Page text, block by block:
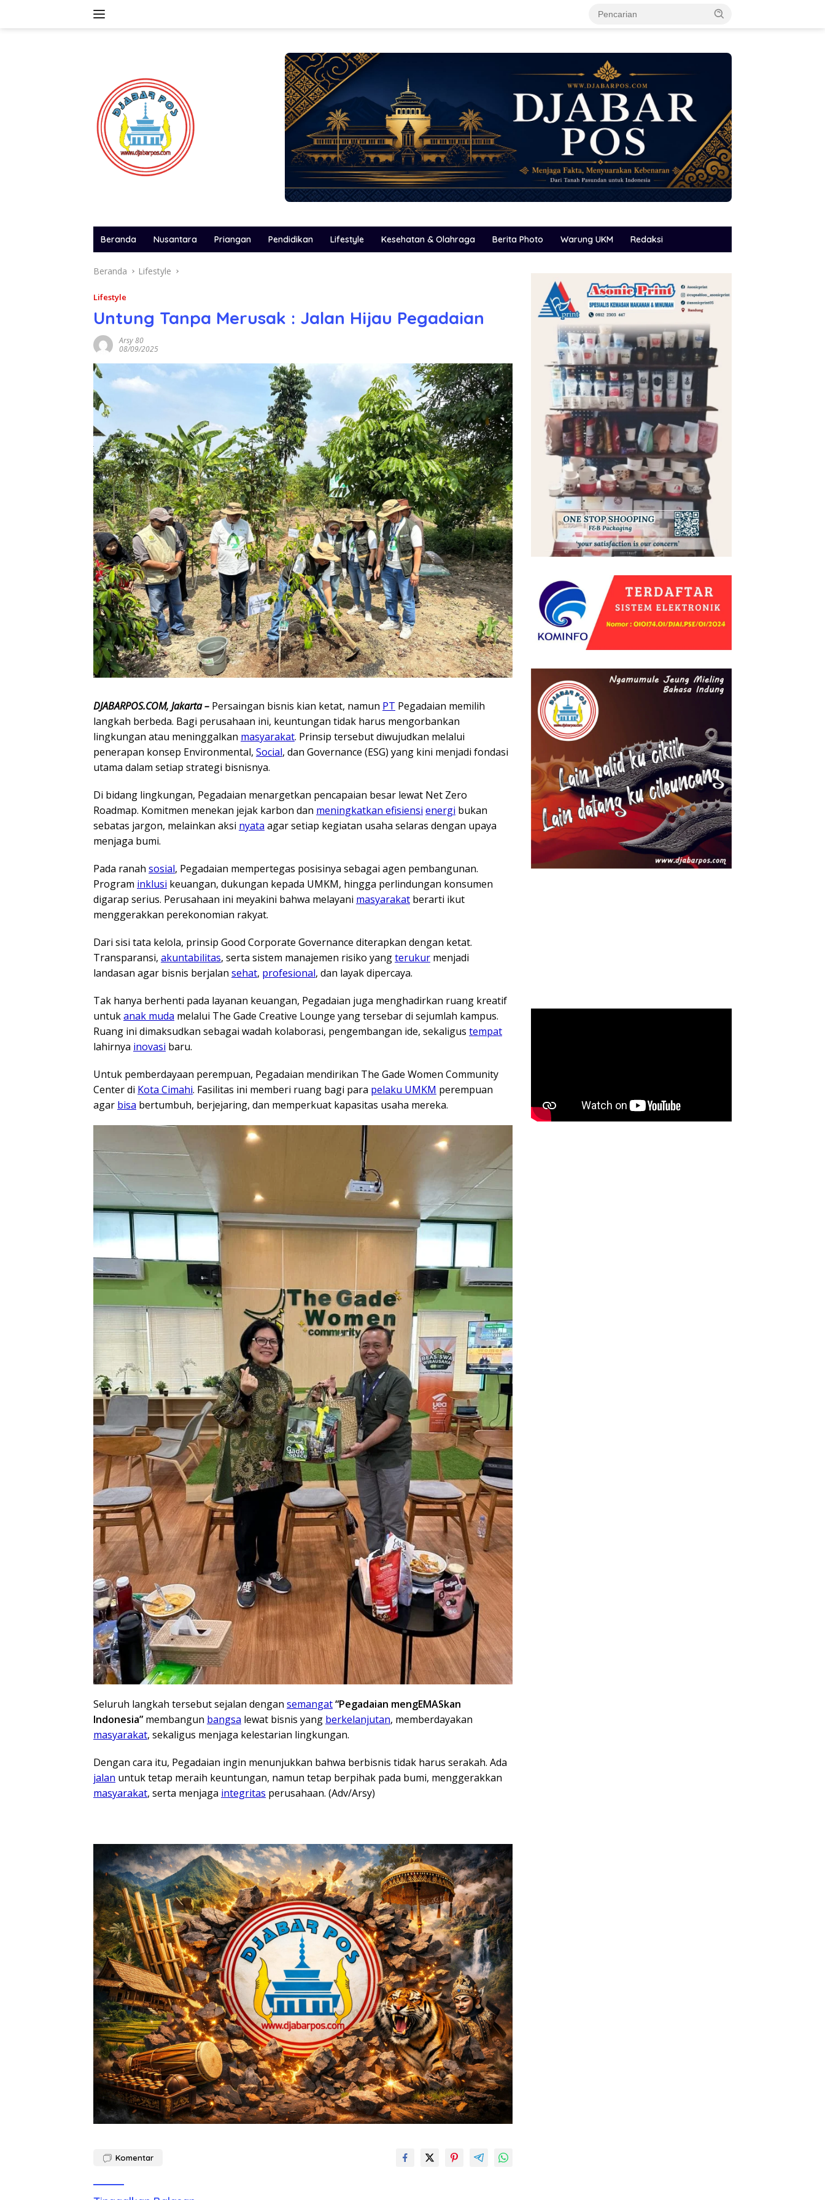
Beranda Nusantara Priangan Pendidikan Lifestyle Kesehatan & Olahraga Berita Photo Warung UKM Redaksi
Beranda Lifestyle
Lifestyle
Untung Tanpa Merusak : Jalan Hijau Pegadaian
Arsy 80
08/09/2025
DJABARPOS.COM, Jakarta – Persaingan bisnis kian ketat, namun PT Pegadaian memilih
langkah berbeda. Bagi perusahaan ini, keuntungan tidak harus mengorbankan
lingkungan atau meninggalkan masyarakat. Prinsip tersebut diwujudkan melalui
penerapan konsep Environmental, Social, dan Governance (ESG) yang kini menjadi fondasi
utama dalam setiap strategi bisnisnya.
Di bidang lingkungan, Pegadaian menargetkan pencapaian besar lewat Net Zero
Roadmap. Komitmen menekan jejak karbon dan meningkatkan efisiensi energi bukan
sebatas jargon, melainkan aksi nyata agar setiap kegiatan usaha selaras dengan upaya
menjaga bumi.
Pada ranah sosial, Pegadaian mempertegas posisinya sebagai agen pembangunan.
Program inklusi keuangan, dukungan kepada UMKM, hingga perlindungan konsumen
digarap serius. Perusahaan ini meyakini bahwa melayani masyarakat berarti ikut
menggerakkan perekonomian rakyat.
Dari sisi tata kelola, prinsip Good Corporate Governance diterapkan dengan ketat.
Transparansi, akuntabilitas, serta sistem manajemen risiko yangterukur menjadi
landasan agar bisnis berjalan sehat, profesional, dan layak dipercaya.
Tak hanya berhenti pada layanan keuangan, Pegadaian juga menghadirkan ruang kreatif
untukanak muda melalui The Gade Creative Lounge yang tersebar di sejumlah kampus.
Ruang ini dimaksudkan sebagai wadah kolaborasi, pengembangan ide, sekaligus tempat
lahirnya inovasi baru.
Untuk pemberdayaan perempuan, Pegadaian mendirikan The Gade Women Community
Center di Kota Cimahi. Fasilitas ini memberi ruang bagi para pelaku UMKM perempuan
agar bisa bertumbuh, berjejaring, dan memperkuat kapasitas usaha mereka.
Seluruh langkah tersebut sejalan dengan semangat“Pegadaian mengEMASkan
Indonesia” membangun bangsa lewat bisnis yang berkelanjutan, memberdayakan
masyarakat, sekaligus menjaga kelestarian lingkungan.
Dengan cara itu, Pegadaian ingin menunjukkan bahwa berbisnis tidak harus serakah. Ada
jalan untuk tetap meraih keuntungan, namun tetap berpihak pada bumi, menggerakkan
masyarakat, serta menjaga integritas perusahaan. (Adv/Arsy)
Komentar